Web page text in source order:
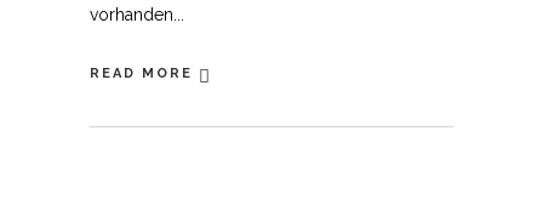
vorhanden
READ MORE